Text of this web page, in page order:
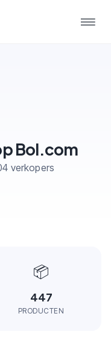
Bol.com
verkopers
📦
447
PRODUCTEN